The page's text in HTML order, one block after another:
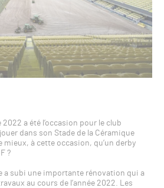
2022 a été l’occasion pour le club
dans son Stade de la Céramique
à cette occasion, qu’un derby
?
a subi une importante rénovation qui a
au cours de l’année 2022. Les